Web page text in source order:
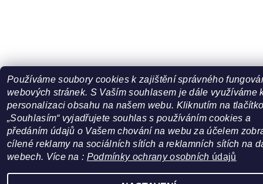
Používáme soubory cookies k zajištění správného
webových stránek. S Vaším souhlasem je dále využíváme
personalizaci obsahu na našem webu. Kliknutím na
„Souhlasím“ vyjadřujete souhlas s používáním cookies a
předáním údajů o Vašem chování na webu za účelem
cílené reklamy na sociálních sítích a reklamních sítích na
webech. Více na : Podmínky ochrany osobních údajů